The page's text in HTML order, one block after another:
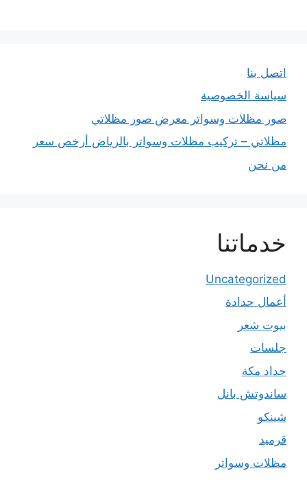
اتصل بنا
سياسة الخصوصية
صور مظلات وسواتر معرض صور مظلاتي
مظلاتي – تركيب مظلات وسواتر بالرياض أرخص سعر
من نحن
خدماتنا
Uncategorized
أعمال حدادة
بيوت شعر
جلسات
حداد مكة
ساندوتش بانل
شينكو
قرميد
مظلات وسواتر